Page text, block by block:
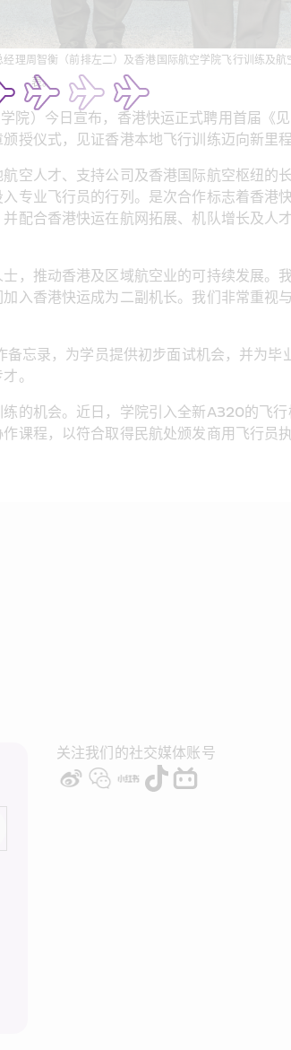
理周智衡（前排左二）及香港国际航空学院飞行训练及
表。
）今日宣布，香港快运正式聘用首届《
授仪式，见证香港本地飞行训练迈向新里程
空人才、支持公司及香港国际航空枢纽的
业飞行员的行列。是次合作标志着香港
配合香港快运在航网拓展、机队增长及人
，推动香港及区域航空业的可持续发展。
入香港快运成为二副机长。我们非常重视
录，为学员提供初步面试机会，并为毕
。
的机会。近日，学院引入全新A320的飞
课程，以符合取得民航处颁发商用飞行员执
关注我们的社交媒体账号